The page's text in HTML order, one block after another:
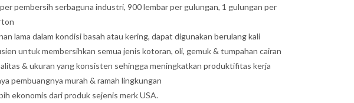
pembersih serbaguna industri, 900 lembar per gulungan, 1 gulungan per
lama dalam kondisi basah atau kering, dapat digunakan berulang kali
untuk membersihkan semua jenis kotoran, oli, gemuk & tumpahan cairan
& ukuran yang konsisten sehingga meningkatkan produktifitas kerja
pembuangnya murah & ramah lingkungan
ekonomis dari produk sejenis merk USA.